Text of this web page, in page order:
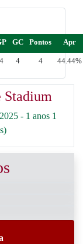
GC Pontos Apr
4 4 4 44.44%
Stadium
- 1 anos 1